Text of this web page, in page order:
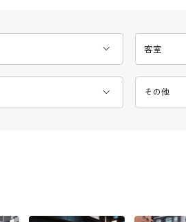
客室
その他